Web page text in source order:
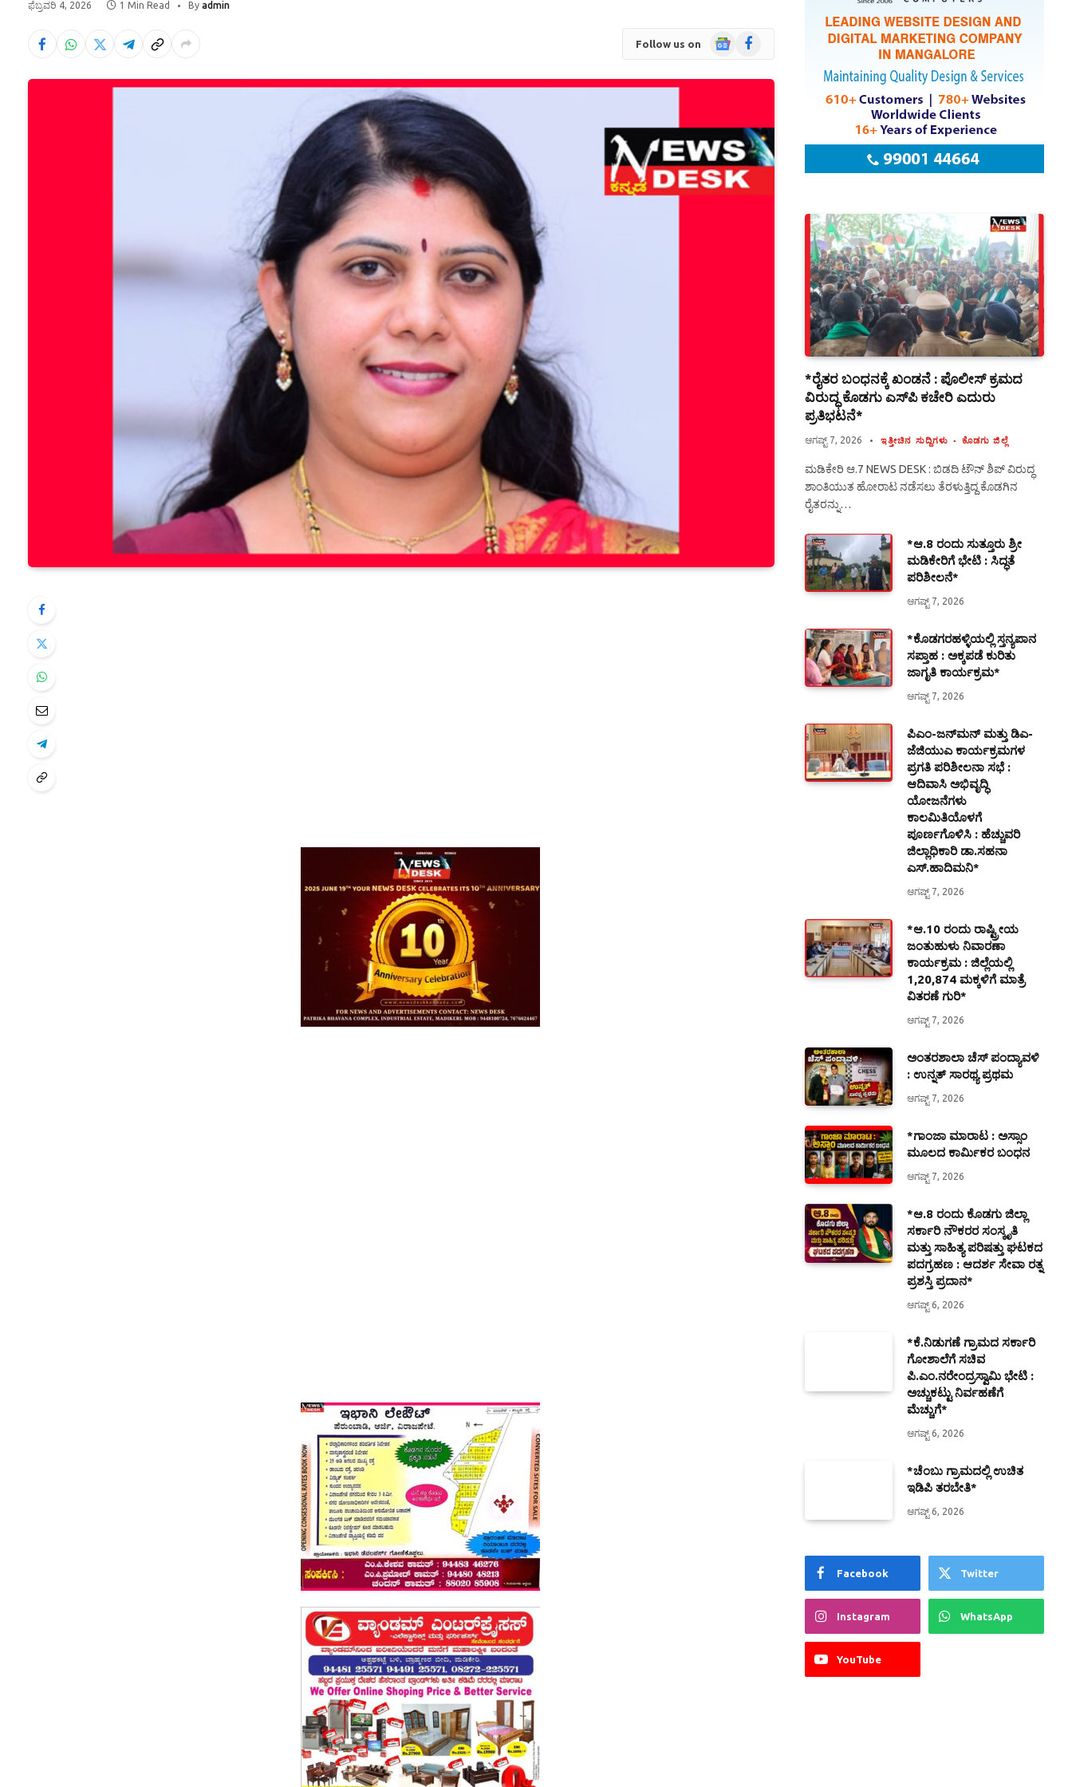
ಫೆಬ್ರವರಿ 4, 2026 1 Min Read By admin
Follow us on
GoogleFacebook
*ರೈತರ ಬಂಧನಕ್ಕೆ ಖಂಡನೆ : ಪೊಲೀಸ್ ಕ್ರಮದ
ವಿರುದ್ಧ ಕೊಡಗು ಎಸ್‍ಪಿ ಕಚೇರಿ ಎದುರು
ಪ್ರತಿಭಟನೆ*
ಆಗಷ್ಟ್ 7, 2026 ಇತ್ತೀಚಿನ ಸುದ್ದಿಗಳು ಕೊಡಗು ಜಿಲ್ಲೆ
ಮಡಿಕೇರಿ ಆ.7 NEWS DESK : ಬಿಡದಿ ಟೌನ್ ಶಿಪ್ ವಿರುದ್ಧ
ಶಾಂತಿಯುತ ಹೋರಾಟ ನಡೆಸಲು ತೆರಳುತ್ತಿದ್ದ ಕೊಡಗಿನ
ರೈತರನ್ನು…
*ಆ.8 ರಂದು ಸುತ್ತೂರು ಶ್ರೀ
ಮಡಿಕೇರಿಗೆ ಭೇಟಿ : ಸಿದ್ಧತೆ
ಪರಿಶೀಲನೆ*
ಆಗಷ್ಟ್ 7, 2026
*ಕೊಡಗರಹಳ್ಳಿಯಲ್ಲಿ ಸ್ತನ್ಯಪಾನ
ಸಪ್ತಾಹ : ಅಕ್ಕಪಡೆ ಕುರಿತು
ಜಾಗೃತಿ ಕಾರ್ಯಕ್ರಮ*
ಆಗಷ್ಟ್ 7, 2026
ಪಿಎಂ-ಜನ್‍ಮನ್ ಮತ್ತು ಡಿಎ-
ಜೆಜಿಯುಎ ಕಾರ್ಯಕ್ರಮಗಳ
ಪ್ರಗತಿ ಪರಿಶೀಲನಾ ಸಭೆ :
ಆದಿವಾಸಿ ಅಭಿವೃದ್ಧಿ
ಯೋಜನೆಗಳು
ಕಾಲಮಿತಿಯೊಳಗೆ
ಪೂರ್ಣಗೊಳಿಸಿ : ಹೆಚ್ಚುವರಿ
ಜಿಲ್ಲಾಧಿಕಾರಿ ಡಾ.ಸಹನಾ
ಎಸ್.ಹಾದಿಮನಿ*
ಆಗಷ್ಟ್ 7, 2026
*ಆ.10 ರಂದು ರಾಷ್ಟ್ರೀಯ
ಜಂತುಹುಳು ನಿವಾರಣಾ
ಕಾರ್ಯಕ್ರಮ : ಜಿಲ್ಲೆಯಲ್ಲಿ
1,20,874 ಮಕ್ಕಳಿಗೆ ಮಾತ್ರೆ
ವಿತರಣೆ ಗುರಿ*
ಆಗಷ್ಟ್ 7, 2026
ಅಂತರಶಾಲಾ ಚೆಸ್ ಪಂದ್ಯಾವಳಿ
: ಉನ್ನತ್ ಸಾರಥ್ಯ ಪ್ರಥಮ
ಆಗಷ್ಟ್ 7, 2026
*ಗಾಂಜಾ ಮಾರಾಟ : ಅಸ್ಸಾಂ
ಮೂಲದ ಕಾರ್ಮಿಕರ ಬಂಧನ
ಆಗಷ್ಟ್ 7, 2026
*ಆ.8 ರಂದು ಕೊಡಗು ಜಿಲ್ಲಾ
ಸರ್ಕಾರಿ ನೌಕರರ ಸಂಸ್ಕೃತಿ
ಮತ್ತು ಸಾಹಿತ್ಯ ಪರಿಷತ್ತು ಘಟಕದ
ಪದಗ್ರಹಣ : ಆದರ್ಶ ಸೇವಾ ರತ್ನ
ಪ್ರಶಸ್ತಿ ಪ್ರದಾನ*
ಆಗಷ್ಟ್ 6, 2026
*ಕೆ.ನಿಡುಗಣೆ ಗ್ರಾಮದ ಸರ್ಕಾರಿ
ಗೋಶಾಲೆಗೆ ಸಚಿವ
ಪಿ.ಎಂ.ನರೇಂದ್ರಸ್ವಾಮಿ ಭೇಟಿ :
ಅಚ್ಚುಕಟ್ಟು ನಿರ್ವಹಣೆಗೆ
ಮೆಚ್ಚುಗೆ*
ಆಗಷ್ಟ್ 6, 2026
*ಚೆಂಬು ಗ್ರಾಮದಲ್ಲಿ ಉಚಿತ
ಇಡಿಪಿ ತರಬೇತಿ*
ಆಗಷ್ಟ್ 6, 2026
Facebook Twitter
Instagram WhatsApp
YouTube